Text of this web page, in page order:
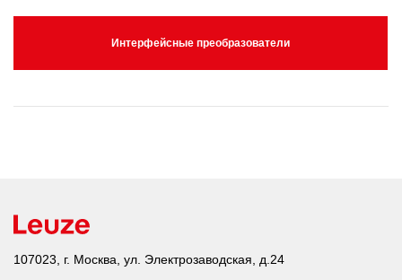
Интерфейсные преобразователи
107023, г. Москва, ул. Электрозаводская, д.24